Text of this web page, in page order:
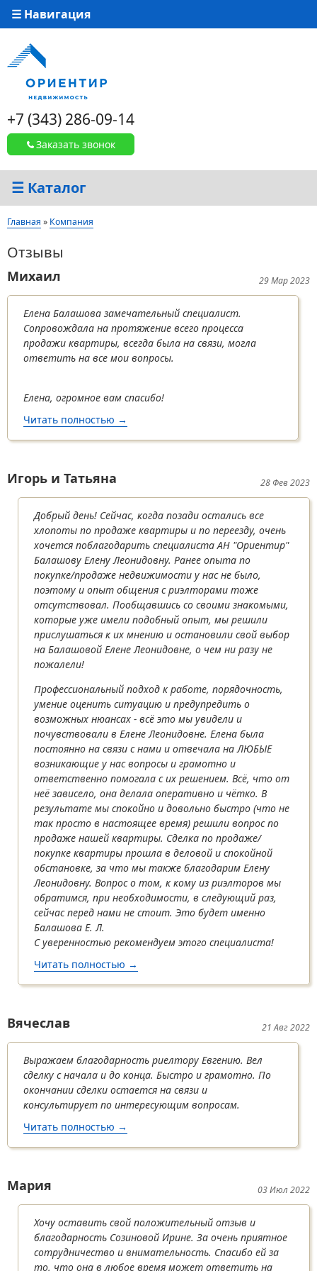
☰ Навигация
+7 (343) 286-09-14
Заказать звонок
☰ Каталог
Вы здесь
Главная » Компания
Отзывы
29 Мар 2023
Михаил
Елена Балашова замечательный специалист.
Сопровождала на протяжение всего процесса
продажи квартиры, всегда была на связи, могла
ответить на все мои вопросы.
Елена, огромное вам спасибо!
Читать полностью о Михаил
→
28 Фев 2023
Игорь и Татьяна
Добрый день! Сейчас, когда позади остались все
хлопоты по продаже квартиры и по переезду, очень
хочется поблагодарить специалиста АН "Ориентир"
Балашову Елену Леонидовну. Ранее опыта по
покупке/продаже недвижимости у нас не было,
поэтому и опыт общения с риэлторами тоже
отсутствовал. Пообщавшись со своими знакомыми,
которые уже имели подобный опыт, мы решили
прислушаться к их мнению и остановили свой выбор
на Балашовой Елене Леонидовне, о чем ни разу не
пожалели!
Профессиональный подход к работе, порядочность,
умение оценить ситуацию и предупредить о
возможных нюансах - всё это мы увидели и
почувствовали в Елене Леонидовне. Елена была
постоянно на связи с нами и отвечала на ЛЮБЫЕ
возникающие у нас вопросы и грамотно и
ответственно помогала с их решением. Всё, что от
неё зависело, она делала оперативно и чётко. В
результате мы спокойно и довольно быстро (что не
так просто в настоящее время) решили вопрос по
продаже нашей квартиры. Сделка по продаже/
покупке квартиры прошла в деловой и спокойной
обстановке, за что мы также благодарим Елену
Леонидовну. Вопрос о том, к кому из риэлторов мы
обратимся, при необходимости, в следующий раз,
сейчас перед нами не стоит. Это будет именно
Балашова Е. Л.
С уверенностью рекомендуем этого специалиста!
Читать полностью о Игорь и Татьяна
→
21 Авг 2022
Вячеслав
Выражаем благодарность риелтору Евгению. Вел
сделку с начала и до конца. Быстро и грамотно. По
окончании сделки остается на связи и
консультирует по интересующим вопросам.
Читать полностью о Вячеслав
→
03 Июл 2022
Мария
Хочу оставить свой положительный отзыв и
благодарность Созиновой Ирине. За очень приятное
сотрудничество и внимательность. Спасибо ей за
то, что она в любое время может ответить на
Страницы